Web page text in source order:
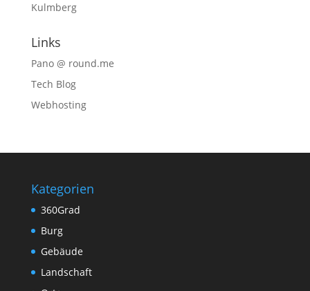
Kulmberg
Links
Pano @ round.me
Tech Blog
Webhosting
Kategorien
360Grad
Burg
Gebäude
Landschaft